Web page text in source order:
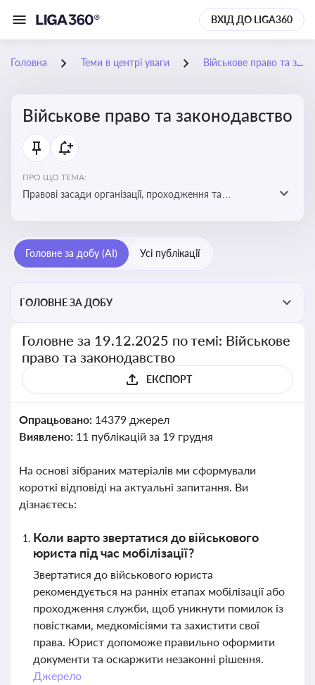
ВХІД ДО LIGA360
Головна Теми в центрі уваги Військове право та законодавство
Військове право та законодавство
ПРО ЩО ТЕМА:
Правові засади організації, проходження та
військовослужбовців у воєнний час
Головне за добу (AI) Усі публікації
ГОЛОВНЕ ЗА ДОБУ
Головне за 19.12.2025 по темі: Військове
право та законодавство
ЕКСПОРТ
Опрацьовано: 14379 джерел
Виявлено: 11 публікацій за 19 грудня
На основі зібраних матеріалів ми сформували
короткі відповіді на актуальні запитання. Ви
дізнаєтесь:
Коли варто звертатися до військового
юриста під час мобілізації?
Звертатися до військового юриста
рекомендується на ранніх етапах мобілізації або
проходження служби, щоб уникнути помилок із
повістками, медкомісіями та захистити свої
права. Юрист допоможе правильно оформити
документи та оскаржити незаконні рішення.
Джерело